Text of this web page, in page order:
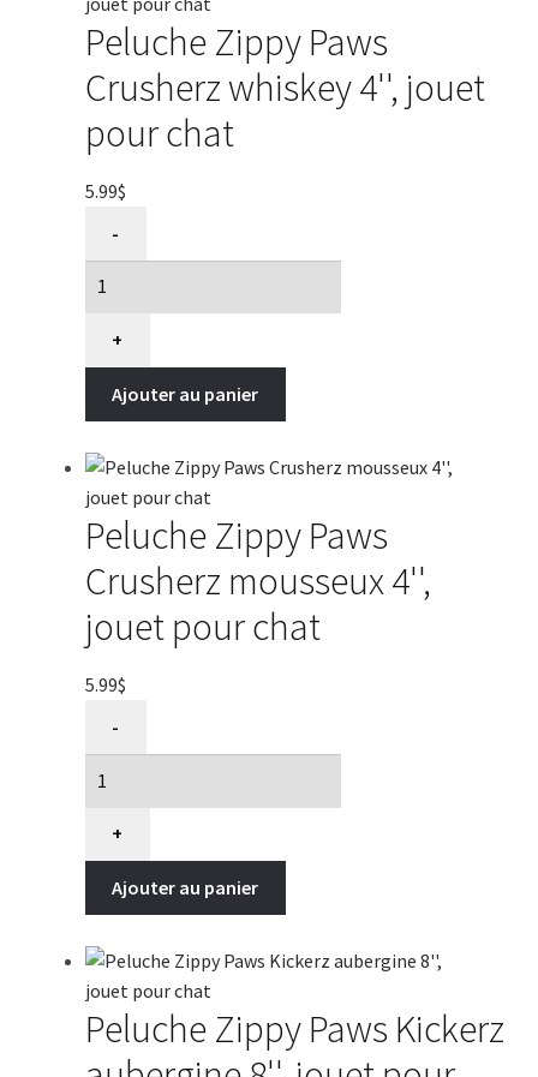
chat
Peluche Zippy Paws
Crusherz whiskey 4'', jouet
pour chat
5.99$
Peluche
Paws
Crusherz
whiskey
4'',
jouet
pour
chat
-
+
Ajouter au panier
Peluche Zippy Paws
Crusherz mousseux 4'',
jouet pour chat
5.99$
Peluche
Paws
Crusherz
mousseux
jouet
pour
chat
-
+
Ajouter au panier
Peluche Zippy Paws Kickerz